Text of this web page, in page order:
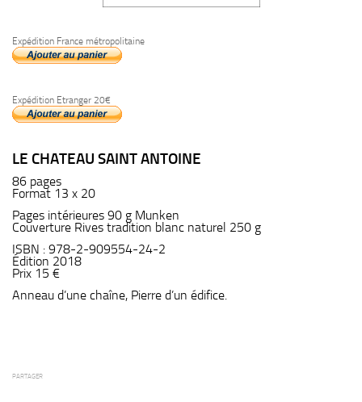
Expédition France métropolitaine
Expédition Etranger 20€
LE CHATEAU SAINT ANTOINE
86 pages
Format 13 x 20
Pages intérieures 90 g Munken
Couverture Rives tradition blanc naturel 250 g
ISBN : 978-2-909554-24-2
Édition 2018
Prix 15 €
Anneau d’une chaîne, Pierre d’un édifice.
PARTAGER